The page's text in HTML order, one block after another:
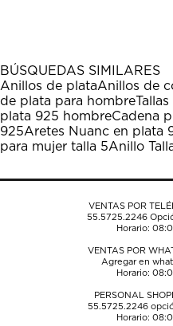
1
estrella
Esta
acción
abrirá
el
formulario
envío.
estrellas.
Esta
acción
abrirá
el
formulario
envío.
estrellas.
Esta
acción
abrirá
el
formulario
envío.
estrellas.
Esta
acción
abrirá
el
formulario
envío.
estrellas.
Esta
acción
abrirá
el
formulario
envío.
BÚSQUEDAS SIMILARES
Anillos de plataAnillos de
de plata para hombre
plata 925 hombreCadena
925Aretes Nuanc en plata
para mujer talla 5Anillo
VENTAS POR
55.5725.2246
Horario:
VENTAS POR
Agregar en
Horario:
PERSONAL
55.5725.2246
Horario: